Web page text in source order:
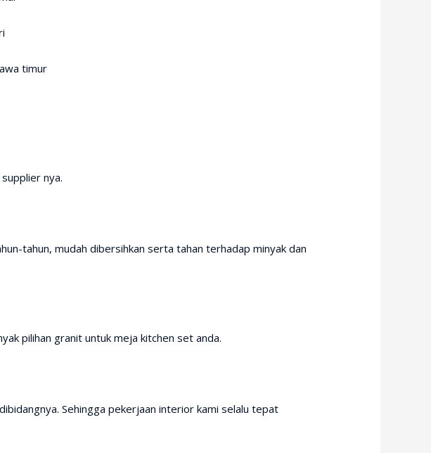
nya.
tahun, mudah dibersihkan serta tahan terhadap minyak dan
pilihan granit untuk meja kitchen set anda.
Sehingga pekerjaan interior kami selalu tepat